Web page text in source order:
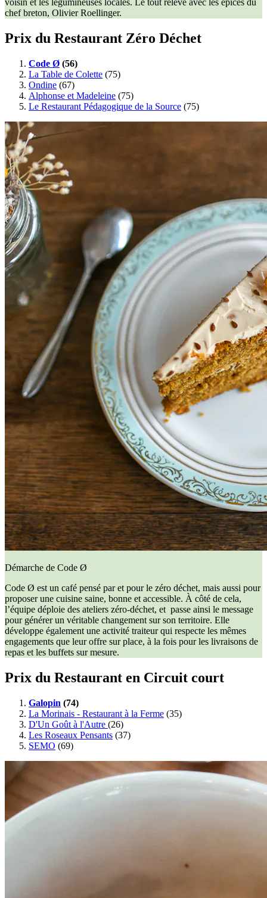
voisin et les légumineuses locales. Le tout relevé avec les épices du
chef breton, Olivier Roellinger.
Prix du Restaurant Zéro Déchet
Code Ø (56)
La Table de Colette (75)
Ondine (67)
Alphonse et Madeleine (75)
Le Restaurant Pédagogique de la Source (75)
Démarche de Code Ø
Code Ø est un café pensé par et pour le zéro déchet, mais aussi pour
proposer une cuisine saine, bonne et accessible. À côté de cela,
l’équipe déploie des ateliers zéro-déchet, et passe ainsi le message
pour générer un véritable changement sur son territoire. Elle
développe également une activité traiteur qui respecte les mêmes
engagements que leur offre sur place, à la fois pour les livraisons de
repas et les buffets sur mesure.
Prix du Restaurant en Circuit court
Galopin (74)
La Morinais - Restaurant à la Ferme (35)
D'Un Goût à l'Autre (26)
Les Roseaux Pensants (37)
SEMO (69)